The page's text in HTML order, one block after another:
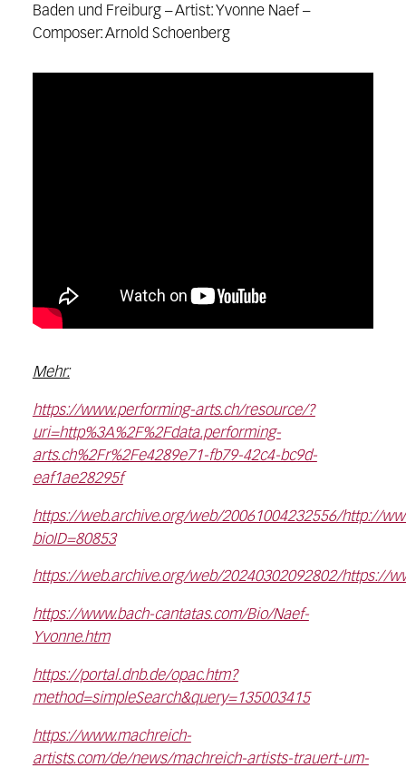
Baden und Freiburg – Artist: Yvonne Naef –
Composer: Arnold Schoenberg
Mehr:
https://www.performing-arts.ch/resource/?
uri=http%3A%2F%2Fdata.performing-
arts.ch%2Fr%2Fe4289e71-fb79-42c4-bc9d-
eaf1ae28295f
https://web.archive.org/web/20061004232556/http://
bioID=80853
https://web.archive.org/web/20240302092802/https://
https://www.bach-cantatas.com/Bio/Naef-
Yvonne.htm
https://portal.dnb.de/opac.htm?
method=simpleSearch&query=135003415
https://www.machreich-
artists.com/de/news/machreich-artists-trauert-um-